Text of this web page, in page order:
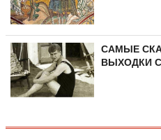
САМЫЕ
ВЫХОДКИ